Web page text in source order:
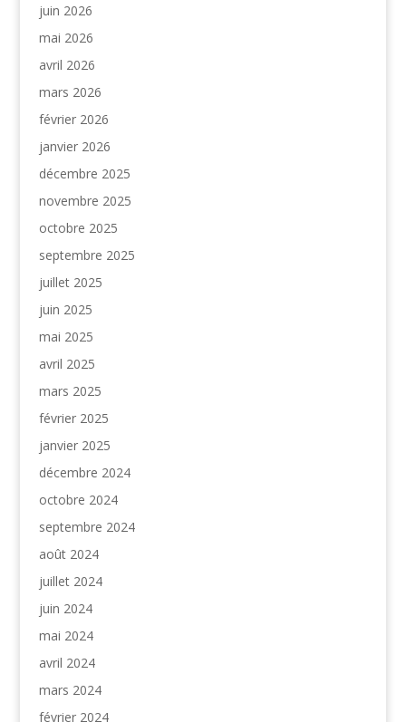
juin 2026
mai 2026
avril 2026
mars 2026
février 2026
janvier 2026
décembre 2025
novembre 2025
octobre 2025
septembre 2025
juillet 2025
juin 2025
mai 2025
avril 2025
mars 2025
février 2025
janvier 2025
décembre 2024
octobre 2024
septembre 2024
août 2024
juillet 2024
juin 2024
mai 2024
avril 2024
mars 2024
février 2024